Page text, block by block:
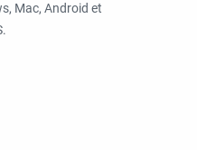
Mac, Android et